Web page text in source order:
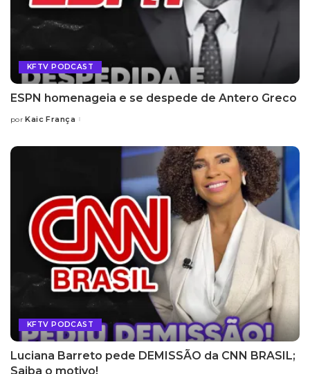
KFTV PODCAST
ESPN homenageia e se despede de Antero Greco
por Kaic França
KFTV PODCAST
Luciana Barreto pede DEMISSÃO da CNN BRASIL;
Saiba o motivo!